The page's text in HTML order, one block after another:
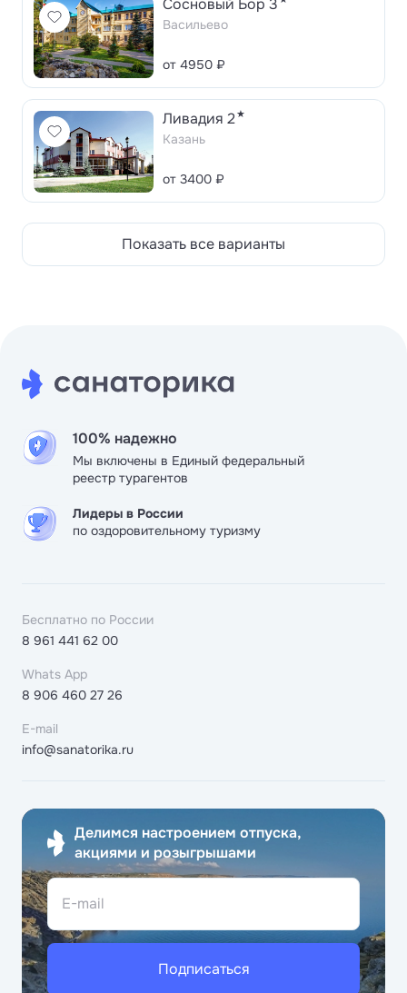
Сосновый Бор 3
Васильево
от 4950 ₽
Ливадия 2★
Казань
от 3400 ₽
Показать все варианты
100% надежно
Мы включены в Единый федеральный
реестр турагентов
Лидеры в России
по оздоровительному туризму
Бесплатно по России
8 961 441 62 00
Whats App
8 906 460 27 26
E-mail
info@sanatorika.ru
Делимся настроением отпуска,
акциями и розыгрышами
E-mail
Подписаться